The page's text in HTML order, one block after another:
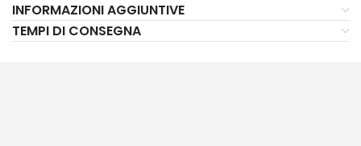
INFORMAZIONI AGGIUNTIVE
TEMPI DI CONSEGNA